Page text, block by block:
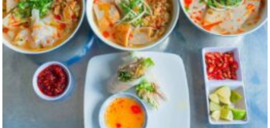
n
i
o
n